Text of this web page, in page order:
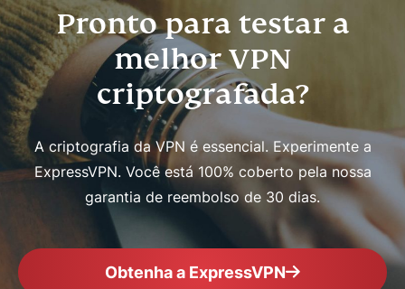
Pronto para testar a
melhor VPN
criptografada?
A criptografia da VPN é essencial. Experimente a
ExpressVPN. Você está 100% coberto pela nossa
garantia de reembolso de 30 dias.
Obtenha a ExpressVPN